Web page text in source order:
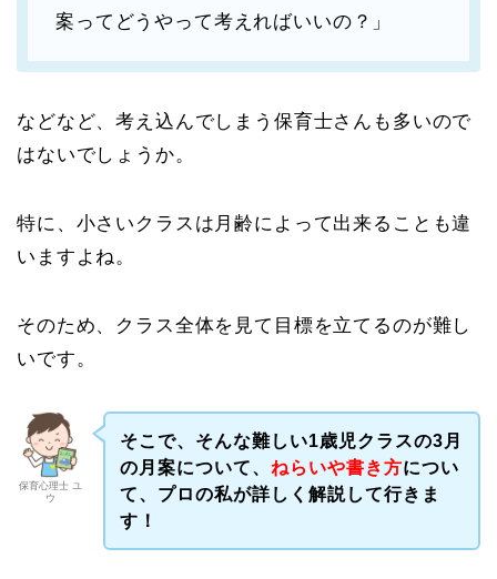
案ってどうやって考えればいいの？」
などなど、考え込んでしまう保育士さんも多いので
はないでしょうか。
特に、小さいクラスは月齢によって出来ることも違
いますよね。
そのため、クラス全体を見て目標を立てるのが難し
いです。
保育心理士 ユ
ウ
そこで、そんな難しい1歳児クラスの3月
の月案について、 ねらいや書き方につい
て、プロの私が詳しく解説して行きま
す！